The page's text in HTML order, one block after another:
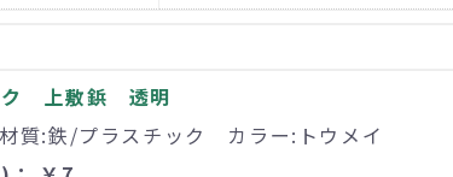
ク 上敷鋲 透明
質:鉄/プラスチック カラー:トウメイ